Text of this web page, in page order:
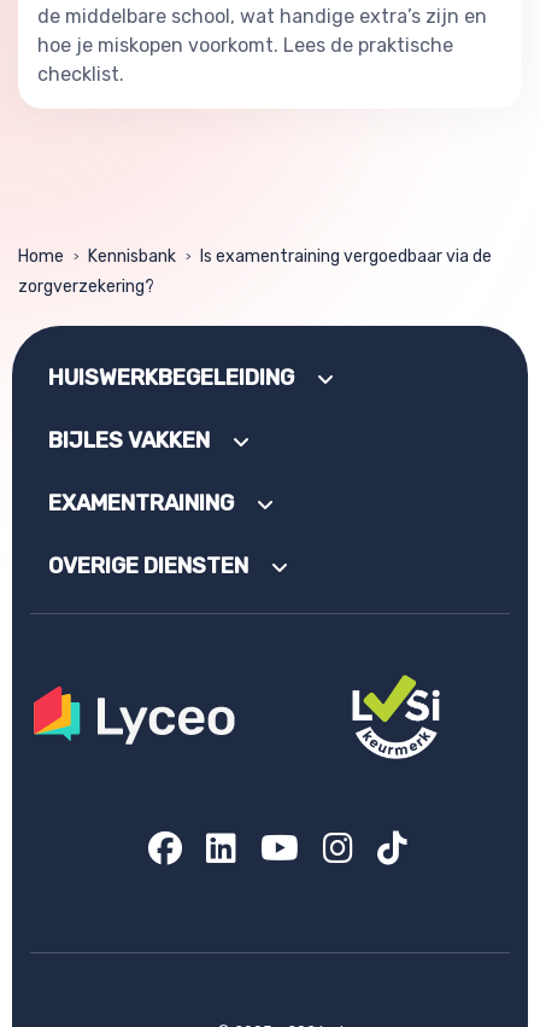
de middelbare school, wat handige extra’s zijn en
hoe je miskopen voorkomt. Lees de praktische
checklist.
Home > Kennisbank >
Is examentraining vergoedbaar via de
zorgverzekering?
HUISWERKBEGELEIDING
BIJLES VAKKEN
EXAMENTRAINING
OVERIGE DIENSTEN
Facebook
LinkedIn
YouTube
Instagram
TikTok